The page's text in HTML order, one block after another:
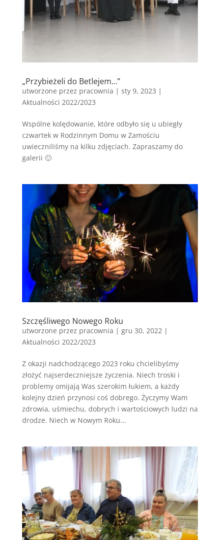
„Przybieżeli do Betlejem…”
utworzone przez pracownia | sty 9, 2023 |
Aktualności 2022/2023
Wspólne kolędowanie, które odbyło się u ubiegły
czwartek w Rodzinnym Domu w Zamościu
uwieczniliśmy na kilku zdjęciach. Zapraszamy do
galerii 🙂
Szczęśliwego Nowego Roku
utworzone przez pracownia | gru 30, 2022 |
Aktualności 2022/2023
Z okazji nadchodzącego 2023 roku chcielibyśmy
złożyć najserdeczniejsze życzenia. Niech troski i
problemy omijają Was szerokim łukiem, a każdy
kolejny dzień przynosi coś dobrego. Życzymy Wam
zdrowia, uśmiechu, dobrych i wartościowych ludzi na
drodze. Niech w Nowym Roku...